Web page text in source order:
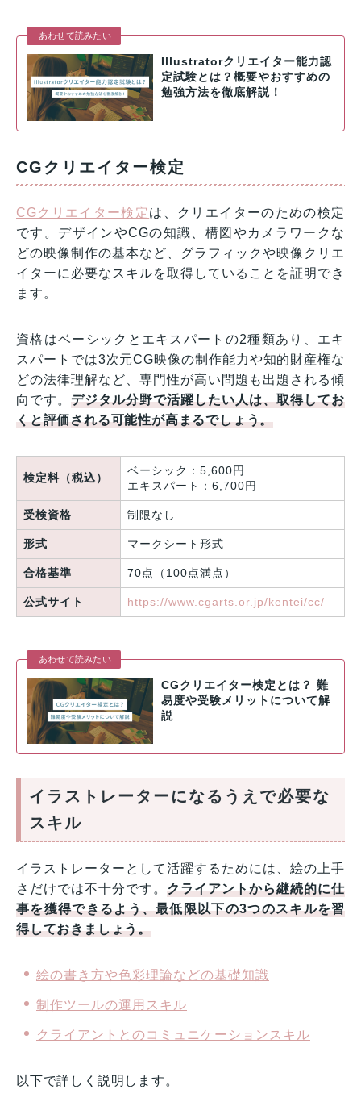
あわせて読みたい
Illustratorクリエイター能力認
定試験とは？概要やおすすめの
勉強方法を徹底解説！
CGクリエイター検定
CGクリエイター検定 は、クリエイターのための検定
です。デザインやCGの知識、構図やカメラワークな
どの映像制作の基本など、グラフィックや映像クリエ
イターに必要なスキルを取得していることを証明でき
ます。
資格はベーシックとエキスパートの2種類あり、エキ
スパートでは3次元CG映像の制作能力や知的財産権な
どの法律理解など、専門性が高い問題も出題される傾
向です。デジタル分野で活躍したい人は、取得してお
くと評価される可能性が高まるでしょう。
検定料（税込）
ベーシック：5,600円
エキスパート：6,700円
受検資格 制限なし
形式 マークシート形式
合格基準 70点（100点満点）
公式サイト https://www.cgarts.or.jp/kentei/cc/
あわせて読みたい
CGクリエイター検定とは？ 難
易度や受験メリットについて解
説
イラストレーターになるうえで必要な
スキル
イラストレーターとして活躍するためには、絵の上手
さだけでは不十分です。クライアントから継続的に仕
事を獲得できるよう、最低限以下の3つのスキルを習
得しておきましょう。
絵の書き方や色彩理論などの基礎知識
制作ツールの運用スキル
クライアントとのコミュニケーションスキル
以下で詳しく説明します。